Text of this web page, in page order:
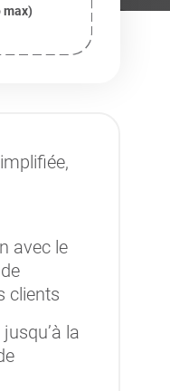
max)
avec le
clients
la